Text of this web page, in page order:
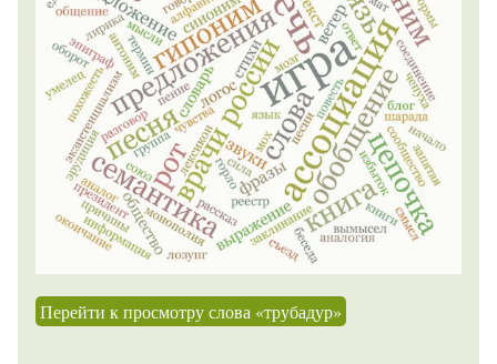
Перейти к просмотру слова «трубадур»